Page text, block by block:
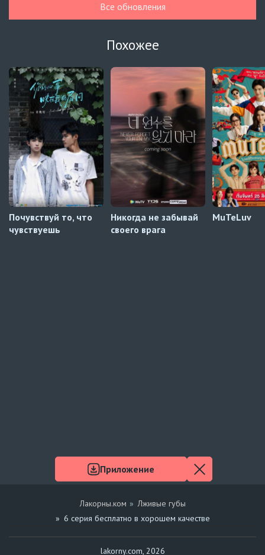
После смены мест парень сзади влюбился в меня
серия
Украинские субтитры
Навечно влюблённые
BLDUB
Навечно влюблённые 5 серия
BLDUB
Мистер Килл5 серия
AniDUB
Все обновления
Похожее
Почувствуй то, что
чувствуешь
Никогда не забывай
своего врага
MuTeLuv
Лакорны.ком
Лживые губы
6 серия бесплатно в хорошем качестве
lakorny.com, 2026
Приложение